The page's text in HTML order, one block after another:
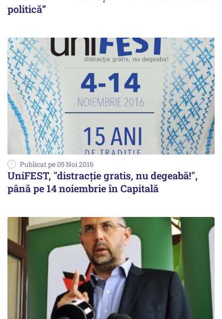
politică”
Publicat pe 05 Noi 2016
UniFEST, "distracţie gratis, nu degeabă!",
până pe 14 noiembrie în Capitală